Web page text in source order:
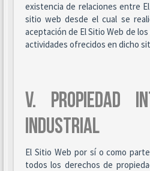
existencia de relaciones entre
sitio web desde el cual se
aceptación de El Sitio Web de
actividades ofrecidos en dicho
V. PROPIEDAD
INDUSTRIAL
El Sitio Web por sí o como
todos los derechos de